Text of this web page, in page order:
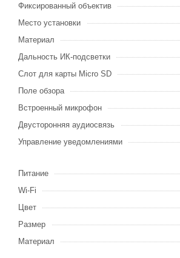
Фиксированный объектив
Место установки
Материал
Дальность ИК-подсветки
Слот для карты Micro SD
Поле обзора
Встроенный микрофон
Двусторонняя аудиосвязь
Управление уведомлениями
Питание
Wi-Fi
Цвет
Размер
Материал